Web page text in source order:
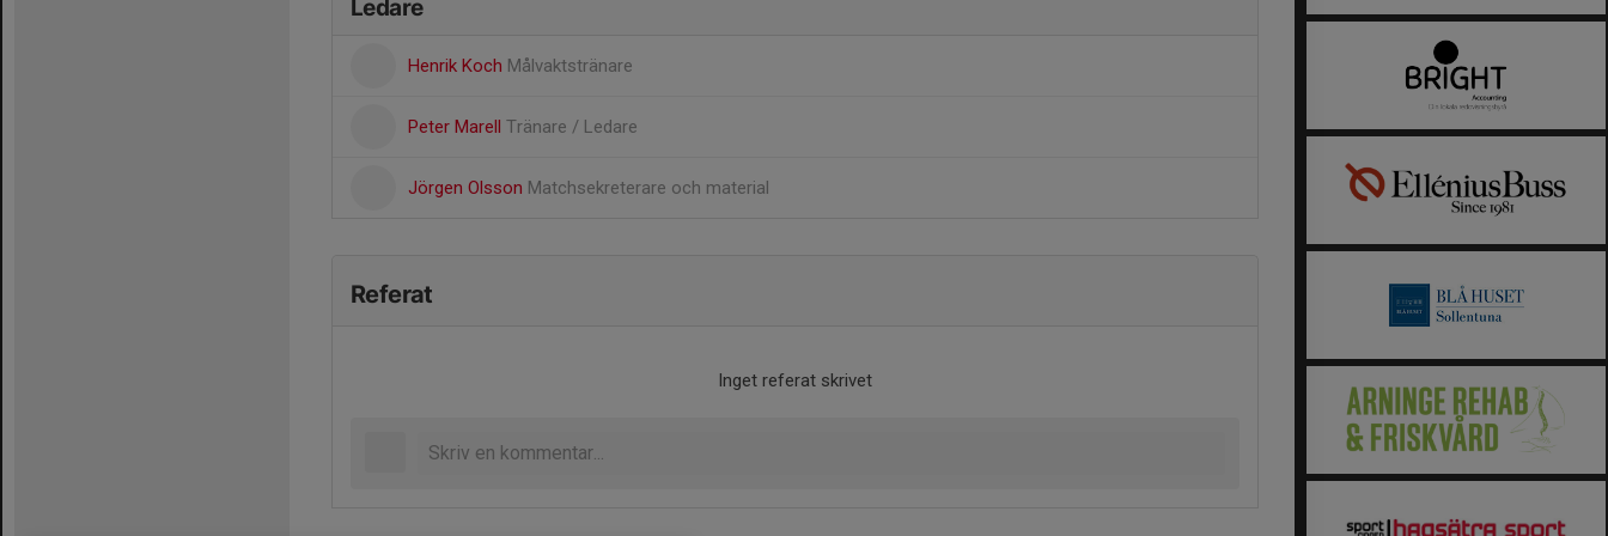
Ledare
Henrik Koch Målvaktstränare
Peter Marell Tränare / Ledare
Jörgen Olsson Matchsekreterare och material
Referat
Inget referat skrivet